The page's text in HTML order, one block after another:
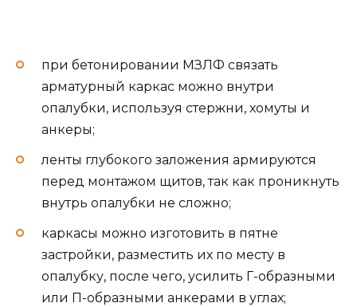
при бетонировании МЗЛФ связать
арматурный каркас можно внутри
опалубки, используя стержни, хомуты и
анкеры;
ленты глубокого заложения армируются
перед монтажом щитов, так как проникнуть
внутрь опалубки не сложно;
каркасы можно изготовить в пятне
застройки, разместить их по месту в
опалубку, после чего, усилить Г-образными
или П-образными анкерами в углах;